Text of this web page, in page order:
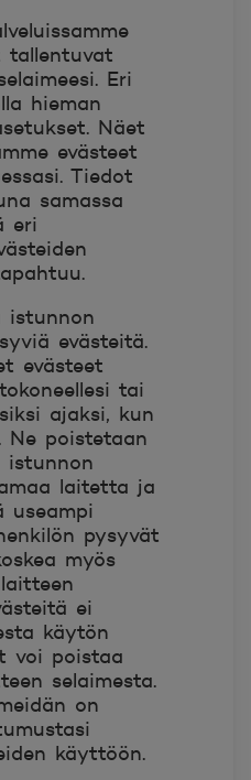
tallentuvat
Eri
hieman
Näet
evästeet
Tiedot
samassa
eri
istunnon
evästeitä.
evästeet
tai
ajaksi, kun
Ne poistetaan
istunnon
laitetta ja
useampi
pysyvät
myös
ei
käytön
voi poistaa
selaimesta.
on
käyttöön.